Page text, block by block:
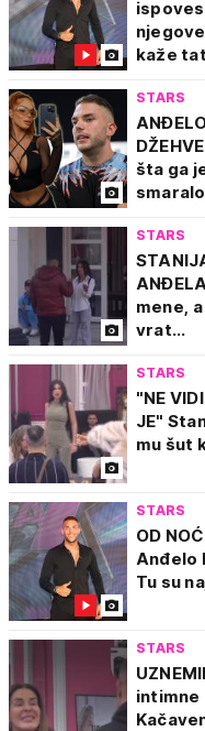
kaže
STARS
šta ga
STARS
mene,
vrat...
STARS
"NE
JE"
mu šut
STARS
OD
Anđelo
Tu su
STARS
intimne